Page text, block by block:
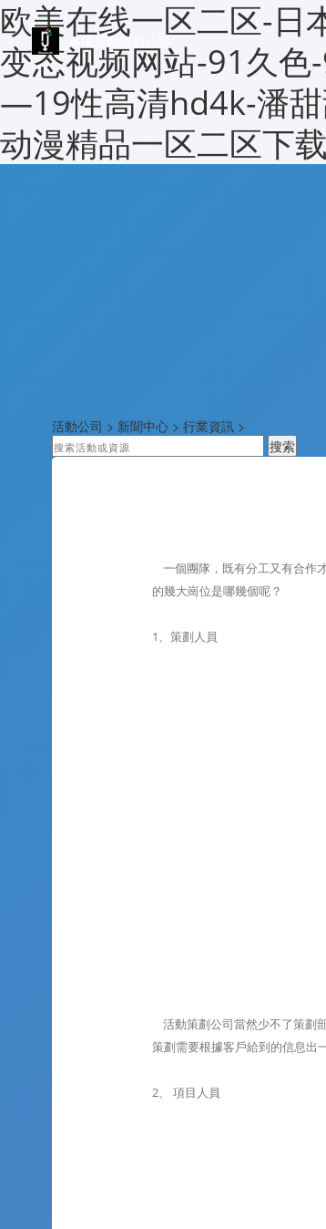
欧美在线一区二区-日
变态视频网站-91久
—19性高清hd4k-潘甜
动漫精品一区二区下载
睿陽活動策劃公司
活動公司 > 新聞中心 > 行業資訊 >
一個團隊，既有分工又有合作
的幾大崗位是哪幾個呢？
1、策劃人員
活動策劃公司當然少不了策劃
策劃需要根據客戶給到的信息出
2、 項目人員